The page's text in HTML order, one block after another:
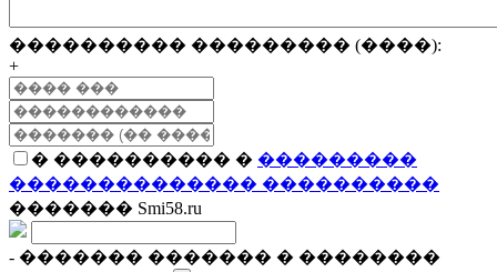
���������� ��������� (����):
+
� ���������� � ���������
�������������� ����������
������� Smi58.ru
- ������� ������� � ��������